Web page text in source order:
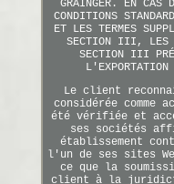
GRAINGER. EN CAS
CONDITIONS
ET LES TERMES
SECTION III, LES
SECTION III
Le client
considérée
été vérifiée et
ses sociétés
établissement
l'un de ses sites
ce que la
client à la